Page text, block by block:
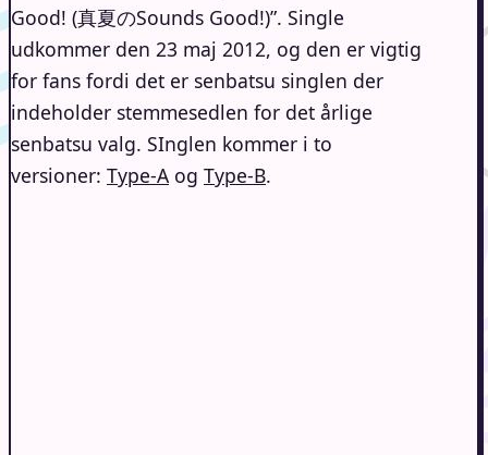
Good! (真夏のSounds Good!)”. Single
udkommer den 23 maj 2012, og den er vigtig
for fans fordi det er senbatsu singlen der
indeholder stemmesedlen for det årlige
senbatsu valg. SInglen kommer i to
versioner: Type-A og Type-B.